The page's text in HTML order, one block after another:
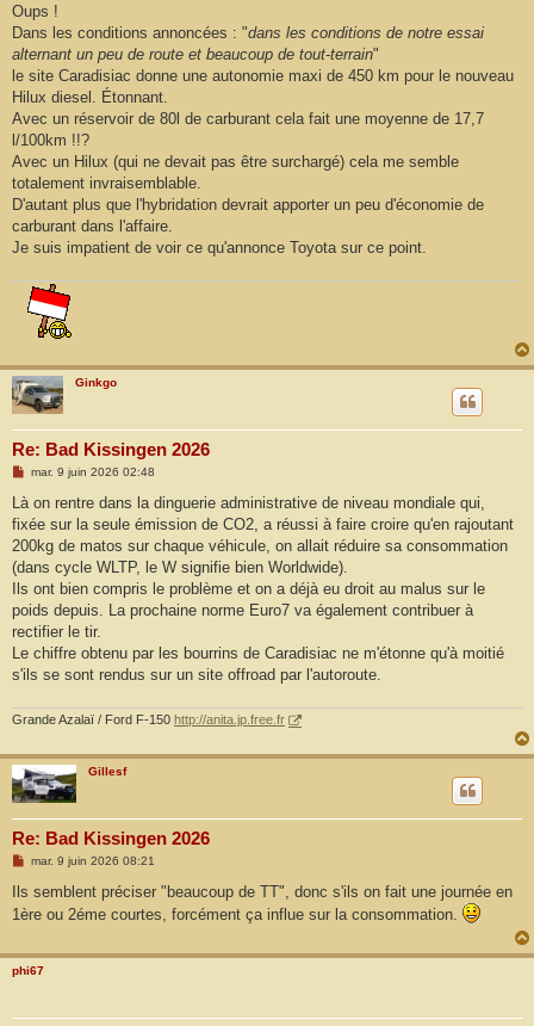
s
a
g
Oups !
Dans les conditions annoncées : "dans les conditions de notre essai
alternant un peu de route et beaucoup de tout-terrain"
le site Caradisiac donne une autonomie maxi de 450 km pour le nouveau
Hilux diesel. Étonnant.
Avec un réservoir de 80l de carburant cela fait une moyenne de 17,7
l/100km !!?
Avec un Hilux (qui ne devait pas être surchargé) cela me semble
totalement invraisemblable.
D'autant plus que l'hybridation devrait apporter un peu d'économie de
carburant dans l'affaire.
Je suis impatient de voir ce qu'annonce Toyota sur ce point.
Ginkgo
Re: Bad Kissingen 2026
M
s
a
g
mar. 9 juin 2026 02:48
Là on rentre dans la dinguerie administrative de niveau mondiale qui,
fixée sur la seule émission de CO2, a réussi à faire croire qu'en rajoutant
200kg de matos sur chaque véhicule, on allait réduire sa consommation
(dans cycle WLTP, le W signifie bien Worldwide).
Ils ont bien compris le problème et on a déjà eu droit au malus sur le
poids depuis. La prochaine norme Euro7 va également contribuer à
rectifier le tir.
Le chiffre obtenu par les bourrins de Caradisiac ne m'étonne qu'à moitié
s'ils se sont rendus sur un site offroad par l'autoroute.
Grande Azalaï / Ford F-150 http://anita.jp.free.fr
Gillesf
Re: Bad Kissingen 2026
M
s
a
mar. 9 juin 2026 08:21
Ils semblent préciser "beaucoup de TT", donc s'ils on fait une journée en
1ère ou 2éme courtes, forcément ça influe sur la consommation.
phi67